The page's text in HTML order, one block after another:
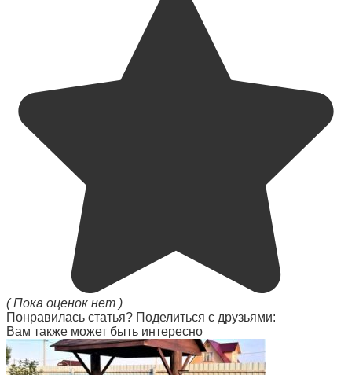
( Пока оценок нет )
Понравилась статья? Поделиться с друзьями:
Вам также может быть интересно